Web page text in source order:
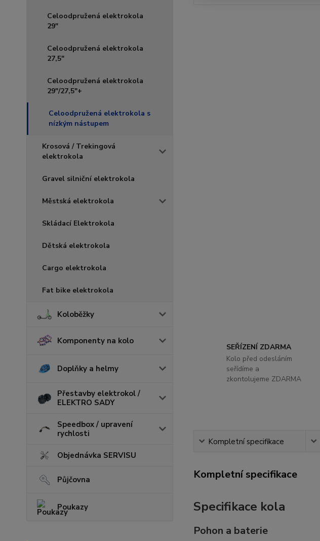
Celoodpružená elektrokola
29"
Celoodpružená elektrokola
27,5"
Celoodpružená elektrokola
29"/27,5"+
Celoodpružená elektrokola s
nízkým nástupem
Krosová / Trekingová
elektrokola
Gravel silniční elektrokola
Městská elektrokola
Skládací Elektrokola
Dětská elektrokola
Cargo elektrokola
Fat bike elektrokola
Koloběžky
Komponenty na kolo
Doplňky a helmy
Přestavby elektrokol /
ELEKTRO SADY
Speedbox / upravení
rychlosti
Objednávka SERVISU
Půjčovna
Poukazy
SEŘÍZENÍ ZDARMA
Kolo před odesláním
seřídíme a
zkontolujeme ZDARMA
Kompletní specifikace
Kompletní specifikace
Specifikace kola
Pohon a baterie